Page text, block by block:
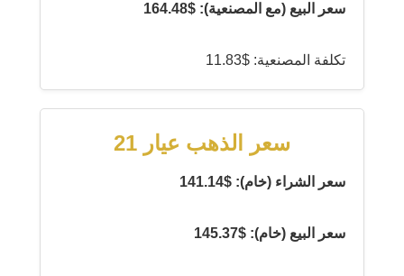
سعر البيع (مع المصنعية): $164.48
تكلفة المصنعية: $11.83
سعر الذهب عيار 21
سعر الشراء (خام): $141.14
سعر البيع (خام): $145.37